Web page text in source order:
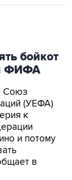
бойкот
ФИФА
Союз
(УЕФА)
к
и потому
в